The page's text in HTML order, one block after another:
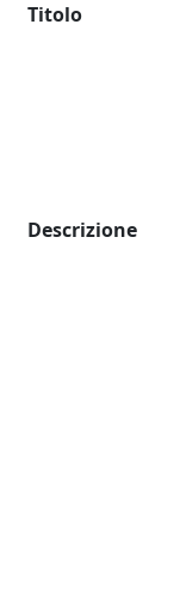
Titolo
Descrizione